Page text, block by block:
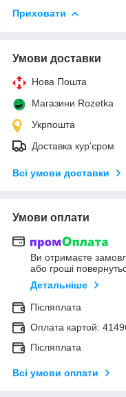
Приховати
Умови доставки
Нова Пошта
Магазини Rozetka
Укрпошта
Доставка кур'єром
Всі умови доставки
Умови оплати
Ви отримаєте
або гроші
Детальніше
Післяплата
Оплата картой:
Післяплата
Всі умови оплати